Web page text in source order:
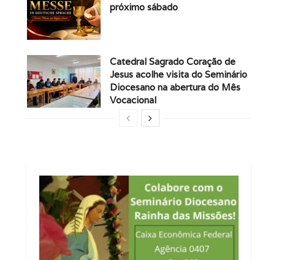
próximo sábado
Catedral Sagrado Coração de
Jesus acolhe visita do Seminário
Diocesano na abertura do Mês
Vocacional